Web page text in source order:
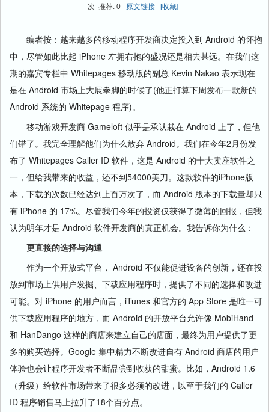
次 推荐: 0
原文链接 [收藏]
编者按：越来越多的移动程序开发商决定投入到 Android 的怀抱
中，尽管如此比起 iPhone 左拥右抱的盛况还是相去甚远。在我们这
期的嘉宾专栏中 Whitepages 移动版的副总 Kevin Nakao 表示现在
是在 Android 市场上大展拳脚的时候了(他正打算下周发布一款新的
Android 系统的 Whitepage 程序)。
移动游戏开发商 Gameloft 似乎是承认栽在 Android 上了，但他
们错了。我完全理解他们为什么放弃 Android。我们在今年2月份发
布了 Whitepages Caller ID 软件，这是 Android 的十大卖座软件之
一，但给我带来的收益，还不到54000美刀。这款软件的iPhone版
本，下载的次数已经达到上百万次了，而 Android 版本的下载量却只
有 iPhone 的 17%。尽管我们今年的投资仅获得了微薄的回报，但我
认为明年才是 Android 软件开发商的真正机会。我告诉你为什么：
更直接的选择与沟通
作为一个开放式平台， Android 不仅能促进设备的创新，还在投
放到市场上供用户发掘、下载应用程序时，提供了不同的选择和改进
可能。对 iPhone 的用户而言，iTunes 和官方的 App Store 是唯一可
供下载应用程序的地方，而 Android 的开放平台允许像 MobiHand
和 HanDango 这样的商店来建立自己的店面，最终为用户提供了更
多的购买选择。Google 集中精力不断改进自有 Android 商店的用户
体验也会让程序开发者不断品尝到收获的甜蜜。比如，Android 1.6
（升级）给软件市场带来了很多必须的改进，以至于我们的 Caller
ID 程序销售马上拉升了18个百分点。